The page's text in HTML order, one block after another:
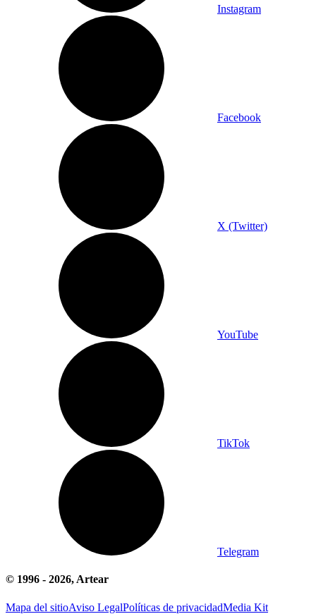
Instagram
Facebook
X (Twitter)
YouTube
TikTok
Telegram
© 1996 - 2026, Artear
Mapa del sitioAviso LegalPolíticas de privacidadMedia Kit